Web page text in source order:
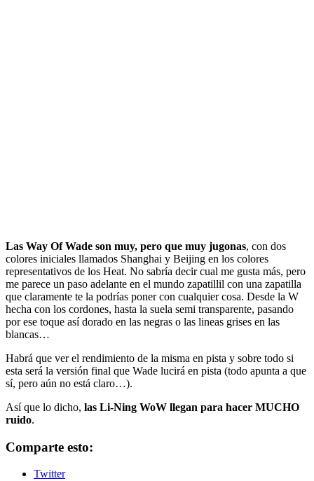
Las Way Of Wade son muy, pero que muy jugonas, con dos
colores iniciales llamados Shanghai y Beijing en los colores
representativos de los Heat. No sabría decir cual me gusta más, pero
me parece un paso adelante en el mundo zapatillil con una zapatilla
que claramente te la podrías poner con cualquier cosa. Desde la W
hecha con los cordones, hasta la suela semi transparente, pasando
por ese toque así dorado en las negras o las lineas grises en las
blancas…
Habrá que ver el rendimiento de la misma en pista y sobre todo si
esta será la versión final que Wade lucirá en pista (todo apunta a que
sí, pero aún no está claro…).
Así que lo dicho, las Li-Ning WoW llegan para hacer MUCHO
ruido.
Comparte esto:
Twitter